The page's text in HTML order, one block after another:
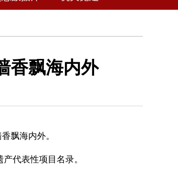
香飘海内外
飘海内外。
代表性项目名录。